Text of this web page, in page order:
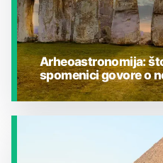
Arheoastronomija:
spomenici govore o